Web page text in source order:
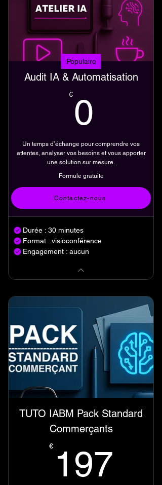
Populaire
Audit IA & Automatisation
€ 0
Un temps d’échange pour comprendre vos
attentes, analyser vos besoins et vous apporter
une solution sur mesure.
Formule gratuite
Acheter
Durée : 30 minutes
Format : visioconférence
Engagement : aucun
TUTO IABM Pack Standard
Commerçants
€ 197
Contactez-nous